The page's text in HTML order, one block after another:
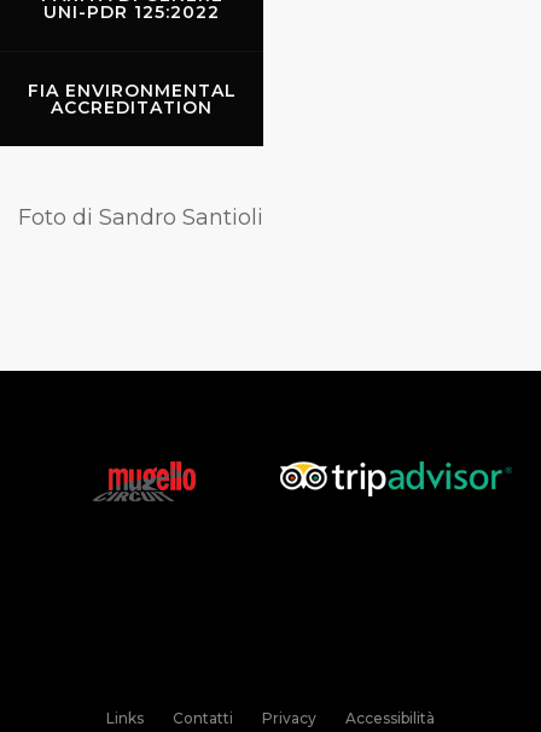
UNI-PDR 125:2022
FIA ENVIRONMENTAL
ACCREDITATION
Diotto
Foto di Sandro Santioli
Links Contatti Privacy Accessibilità